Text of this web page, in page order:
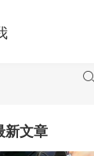

新文章